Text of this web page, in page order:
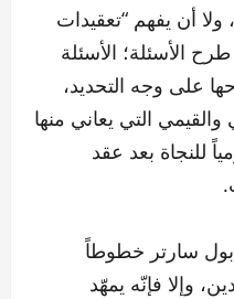
أن يفهم “تعقيدات
الأسئلة؛ الأسئلة
على وجه التحديد،
التي يعاني منها
للنجاة بعد عقد
سارتر خطوطاً
وإلا فإنّه يمهّد